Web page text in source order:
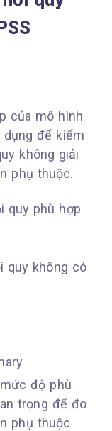
của mô hình
để kiểm
không giải
phụ thuộc.
quy phù hợp
quy không có
độ phù
trọng để đo
phụ thuộc